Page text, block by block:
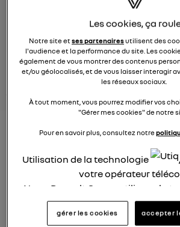
posez une question
conseils Renault
consultez les
conseils
similaires
Nouveau modèle
Renault 2022
13:26
Quel est le nouveau modèle
Les cookies, ça
Notre site etses partenairesutilisent des
l'audience et la performance du site. Les
également de vous montrer des contenus
et/ou géolocalisés, et de vous laisser interagir
les réseaux sociaux.
À tout moment, vous pourrez modifier vos
"Gérer mes cookies" de notre
Pour en savoir plus, consultez notre
Utilisation de la technologie
votre opérateur
Nous, Renault Group, utilisons la
pour nos activités digitales (telles
dans cette notice de
gérer les cookies accepter